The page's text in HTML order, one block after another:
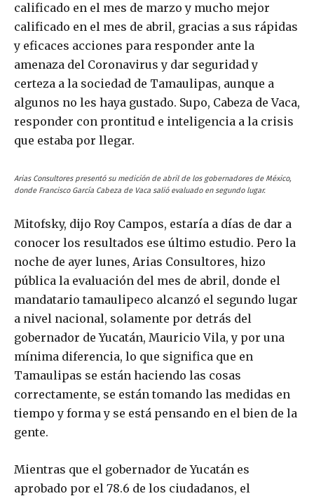
calificado en el mes de marzo y mucho mejor
calificado en el mes de abril, gracias a sus rápidas
y eficaces acciones para responder ante la
amenaza del Coronavirus y dar seguridad y
certeza a la sociedad de Tamaulipas, aunque a
algunos no les haya gustado. Supo, Cabeza de Vaca,
responder con prontitud e inteligencia a la crisis
que estaba por llegar.
Arias Consultores presentó su medición de abril de los gobernadores de México,
donde Francisco García Cabeza de Vaca salió evaluado en segundo lugar.
Mitofsky, dijo Roy Campos, estaría a días de dar a
conocer los resultados ese último estudio. Pero la
noche de ayer lunes, Arias Consultores, hizo
pública la evaluación del mes de abril, donde el
mandatario tamaulipeco alcanzó el segundo lugar
a nivel nacional, solamente por detrás del
gobernador de Yucatán, Mauricio Vila, y por una
mínima diferencia, lo que significa que en
Tamaulipas se están haciendo las cosas
correctamente, se están tomando las medidas en
tiempo y forma y se está pensando en el bien de la
gente.
Mientras que el gobernador de Yucatán es
aprobado por el 78.6 de los ciudadanos, el